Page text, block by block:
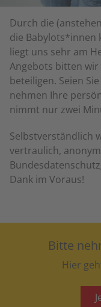
Durch die
die Babylots*innen
liegt uns sehr am
Angebots bitten wir
beteiligen. Seien
nehmen Ihre
nimmt nur zwei
Selbstverständlich
vertraulich,
Dank im Voraus!
Bitte
Hier